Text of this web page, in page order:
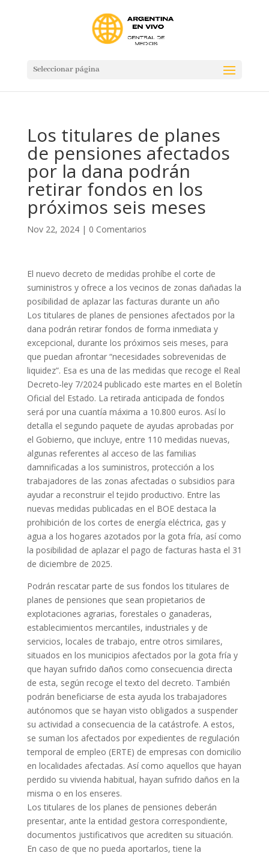
Seleccionar página
Los titulares de planes
de pensiones afectados
por la dana podrán
retirar fondos en los
próximos seis meses
Nov 22, 2024| 0 Comentarios
El nuevo decreto de medidas prohíbe el corte de
suministros y ofrece a los vecinos de zonas dañadas la
posibilidad de aplazar las facturas durante un año
Los titulares de planes de pensiones afectados por la
dana podrán retirar fondos de forma inmediata y
excepcional, durante los próximos seis meses, para
que puedan afrontar “necesidades sobrevenidas de
liquidez”. Esa es una de las medidas que recoge el Real
Decreto-ley 7/2024 publicado este martes en el Boletín
Oficial del Estado. La retirada anticipada de fondos
será por una cuantía máxima a 10.800 euros. Así lo
detalla el segundo paquete de ayudas aprobadas por
el Gobierno, que incluye, entre 110 medidas nuevas,
algunas referentes al acceso de las familias
damnificadas a los suministros, protección a los
trabajadores de las zonas afectadas o subsidios para
ayudar a reconstruir el tejido productivo. Entre las
nuevas medidas publicadas en el BOE destaca la
prohibición de los cortes de energía eléctrica, gas y
agua a los hogares azotados por la gota fría, así como
la posibilidad de aplazar el pago de facturas hasta el 31
de diciembre de 2025.
Podrán rescatar parte de sus fondos los titulares de
planes de pensiones que sean propietarios de
explotaciones agrarias, forestales o ganaderas,
establecimientos mercantiles, industriales y de
servicios, locales de trabajo, entre otros similares,
situados en los municipios afectados por la gota fría y
que hayan sufrido daños como consecuencia directa
de esta, según recoge el texto del decreto. También
podrán beneficiarse de esta ayuda los trabajadores
autónomos que se hayan visto obligados a suspender
su actividad a consecuencia de la catástrofe. A estos,
se suman los afectados por expedientes de regulación
temporal de empleo (ERTE) de empresas con domicilio
en localidades afectadas. Así como aquellos que hayan
perdido su vivienda habitual, hayan sufrido daños en la
misma o en los enseres.
Los titulares de los planes de pensiones deberán
presentar, ante la entidad gestora correspondiente,
documentos justificativos que acrediten su situación.
En caso de que no pueda aportarlos, tiene la